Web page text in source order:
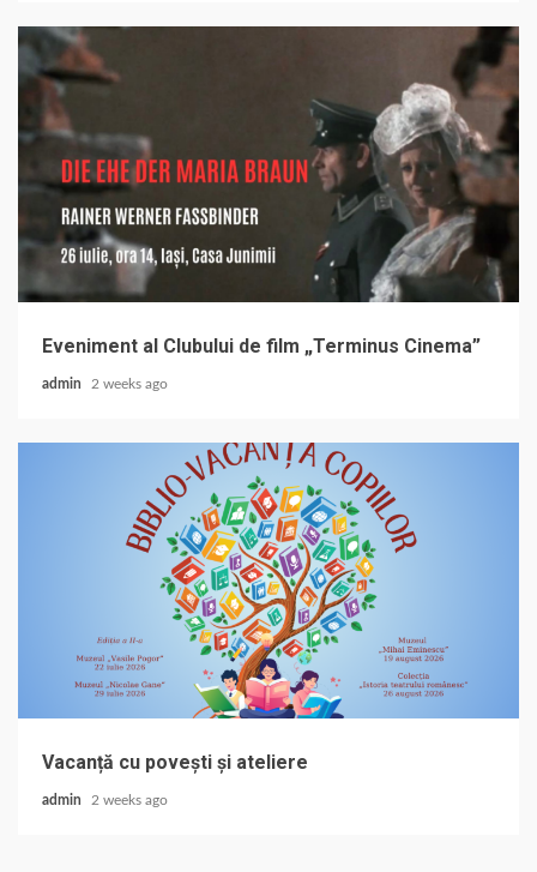
Eveniment al Clubului de film „Terminus Cinema”
admin 2 weeks ago
Vacanță cu povești și ateliere
admin 2 weeks ago